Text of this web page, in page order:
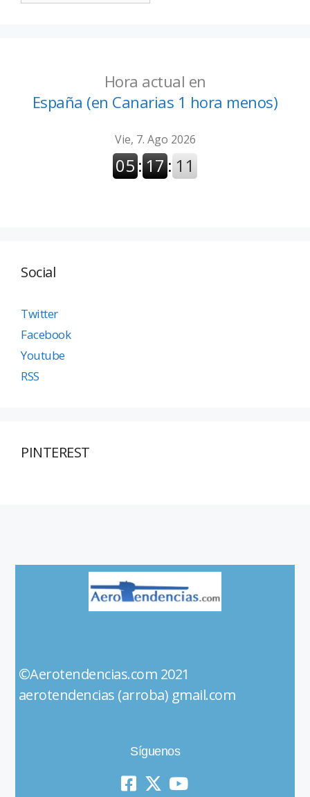
Hora actual en
España (en Canarias 1 hora menos)
Social
Twitter
Facebook
Youtube
RSS
PINTEREST
©Aerotendencias.com 2021
aerotendencias (arroba) gmail.com
Síguenos